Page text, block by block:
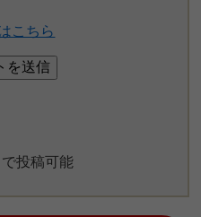
こちら
投稿可能